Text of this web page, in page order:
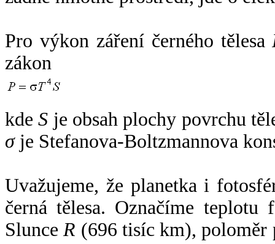
Pro výkon záření černého tělesa
zákon
kdeS je obsah plochy povrchu
σje Stefanova-Boltzmannova
Uvažujeme, že planetka i
černá tělesa. Označíme
SlunceR (696 tisíc km),